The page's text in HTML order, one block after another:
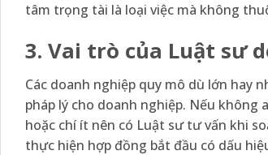
tâm trọng tài là loại việc mà không
3. Vai trò của Luật sư
Các doanh nghiệp quy mô dù lớn hay
pháp lý cho doanh nghiệp. Nếu
hoặc chí ít nên có Luật sư tư vấn khi
thực hiện hợp đồng bắt đầu có dấu